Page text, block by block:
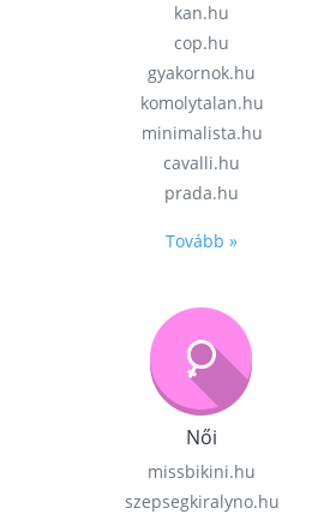
kan.hu
cop.hu
gyakornok.hu
komolytalan.hu
minimalista.hu
cavalli.hu
prada.hu
Tovább »
Női
missbikini.hu
szepsegkiralyno.hu